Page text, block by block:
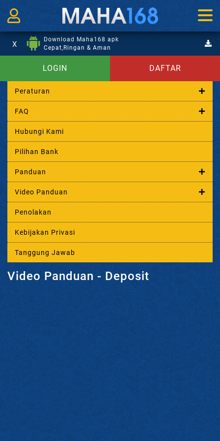
X
Download Maha168 apk
Cepat,Ringan & Aman
LOGIN DAFTAR
Peraturan
FAQ
Hubungi Kami
Pilihan Bank
Panduan
Video Panduan
Penolakan
Kebijakan Privasi
Tanggung Jawab
Video Panduan - Deposit